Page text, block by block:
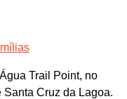
Trail Point, no
Santa Cruz da Lagoa.